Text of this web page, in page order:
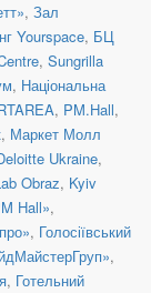
, Зал
Yourspace, БЦ
, Sungrilla
, Національна
, PM.Hall,
, Маркет Молл
Ukraine,
Obraz, Kyiv
Hall»,
, Голосіївський
,
, Готельний